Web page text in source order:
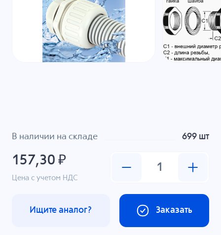
В наличии на складе 699 шт
157,30 ₽
Цена с учетом НДС
Заказать
Ищите аналог?